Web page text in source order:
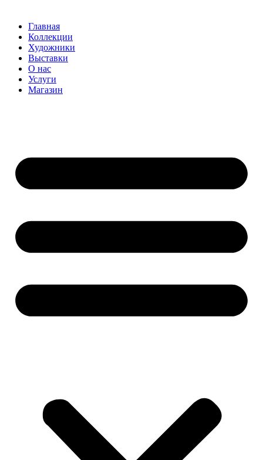
Главная
Коллекции
Художники
Выставки
О нас
Услуги
Магазин